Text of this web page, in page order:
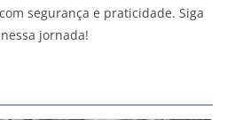
segurança e praticidade. Siga
jornada!